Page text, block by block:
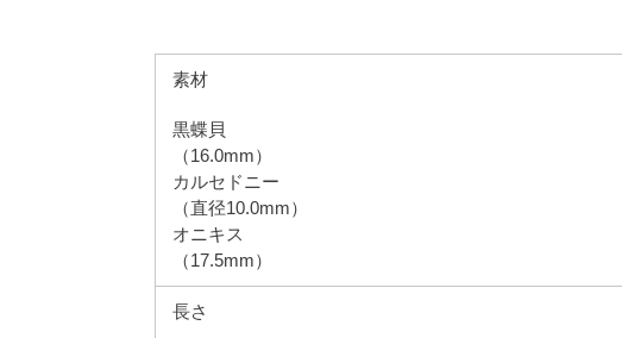
素材
黒蝶貝
（16.0mm）
カルセドニー
（直径10.0mm）
オニキス
（17.5mm）
長さ